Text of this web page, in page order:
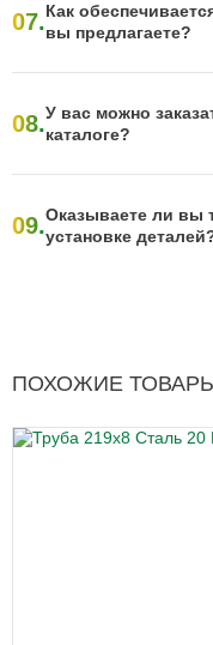
07.Как
вы предлагаете?
08.У вас можно
каталоге?
09.Оказываете ли вы
установке
ПОХОЖИЕ